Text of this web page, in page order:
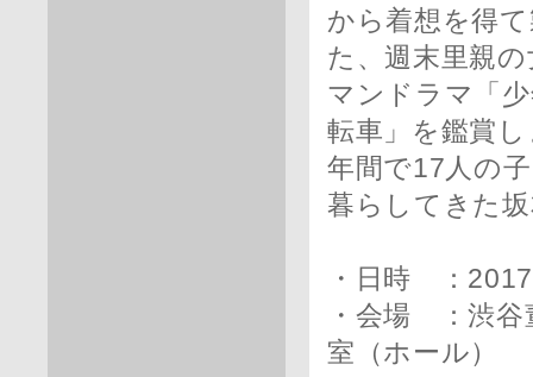
から着想を得
た、週末里親
マンドラマ「
転車」を鑑賞
年間で17人の
暮らしてきた
・日時 ：
・会場 ：渋谷
室（ホール）